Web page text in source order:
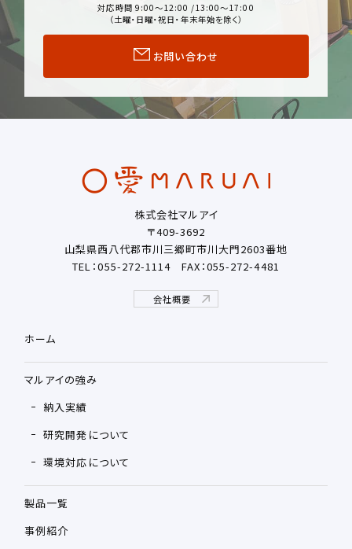
対応時間 9:00〜12:00 /13:00〜17:00
（土曜・日曜・祝日・年末年始を除く）
お問い合わせ
株式会社マルアイ
〒409-3692
山梨県西八代郡市川三郷町市川大門2603番地
TEL：055-272-1114FAX：055-272-4481
会社概要
ホーム
マルアイの強み
納入実績
研究開発について
環境対応について
製品一覧
事例紹介